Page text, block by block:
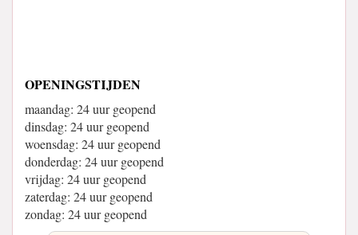
OPENINGSTIJDEN
maandag: 24 uur geopend
dinsdag: 24 uur geopend
woensdag: 24 uur geopend
donderdag: 24 uur geopend
vrijdag: 24 uur geopend
zaterdag: 24 uur geopend
zondag: 24 uur geopend